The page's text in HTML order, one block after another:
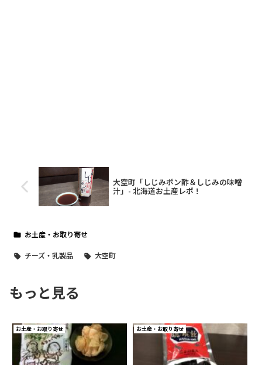
大空町「しじみポン酢＆しじみの味噌
汁」- 北海道お土産レポ！
お土産・お取り寄せ
チーズ・乳製品 大空町
もっと見る
お土産・お取り寄せ お土産・お取り寄せ